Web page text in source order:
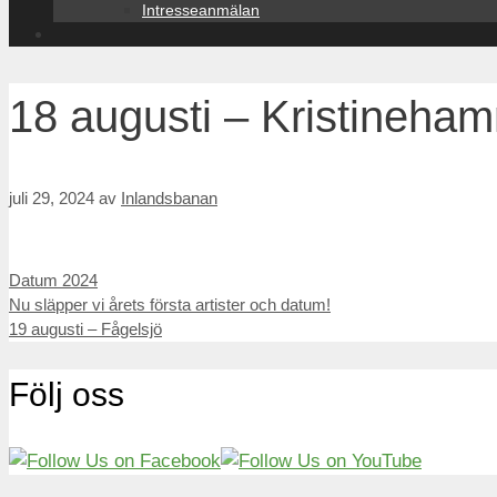
Intresseanmälan
18 augusti –
juli 29, 2024 av Inlandsbanan
Kategorier
Datum 2024
Inläggsnavigering
Nu släpper vi årets första artister och datum!
19 augusti – Fågelsjö
Följ oss